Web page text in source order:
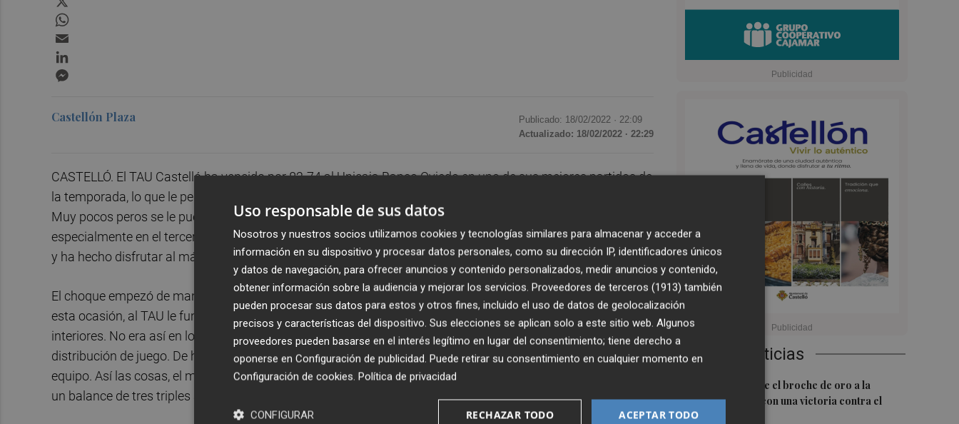
Últimas Noticias
El Villarreal pone el broche de oro a la
pretemporada con una victoria contra el
Galatasaray
Castellón Plaza Publicado: 18/02/2022 · 22:09
Actualizado: 18/02/2022 · 22:29
CASTELLÓ. El TAU Castelló ha vencido por 82-74 al Unicaja Banco Oviedo en uno de sus mejores partidos de
la temporada, lo que le permite sumar su segundo triunfo consecutivo y entrar en los puestos de
Muy pocos peros se le puede poner al conjunto de la capital de La Plana, que ha rendido a un gran nivel,
especialmente en el tercer cuarto, donde ha hecho un decisivo parcial que ha decantado el partido a su favor
y ha hecho disfrutar al máximo a la afición.
El choque empezó de manera vibrante, con un juego muy dinámico y acierto en ambos contendientes. En
esta ocasión, al TAU le funcionaba todo bien, pues la anotación no dependía exclusivamente de los
interiores. No era así en los visitantes, ya que el escolta Jorgensen aglutinaba casi todos los puntos y la
distribución de juego. De hecho, en los ocho primeros minutos de juego, sumó 14 de los 18 puntos de su
equipo. Así las cosas, el marcador estuvo nivelado hasta llegar con 20-21 al término del primer cuarto, con
un balance de tres triples anotados por cada equipo.
Uso responsable de sus datos
Nosotros y nuestros socios utilizamos cookies y tecnologías similares para almacenar y acceder a
información en su dispositivo y procesar datos personales, como su dirección IP, identificadores únicos
y datos de navegación, para ofrecer anuncios y contenido personalizados, medir anuncios y contenido,
obtener información sobre la audiencia y mejorar los servicios. Proveedores de terceros (1913) también
pueden procesar sus datos para estos y otros fines, incluido el uso de datos de geolocalización
precisos y características del dispositivo. Sus elecciones se aplican solo a este sitio web. Algunos
proveedores pueden basarse en el interés legítimo en lugar del consentimiento; tiene derecho a
oponerse en Configuración de publicidad. Puede retirar su consentimiento en cualquier momento en
Configuración de cookies. Política de privacidad
ACEPTAR TODO
RECHAZAR TODO
CONFIGURAR